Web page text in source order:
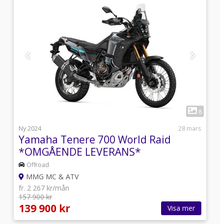
8
Ny 2024
28 mars
Yamaha Tenere 700 World Raid
*OMGÅENDE LEVERANS*
Offroad
MMG MC & ATV
fr. 2 267 kr/mån
157 900 kr
139 900 kr Visa mer